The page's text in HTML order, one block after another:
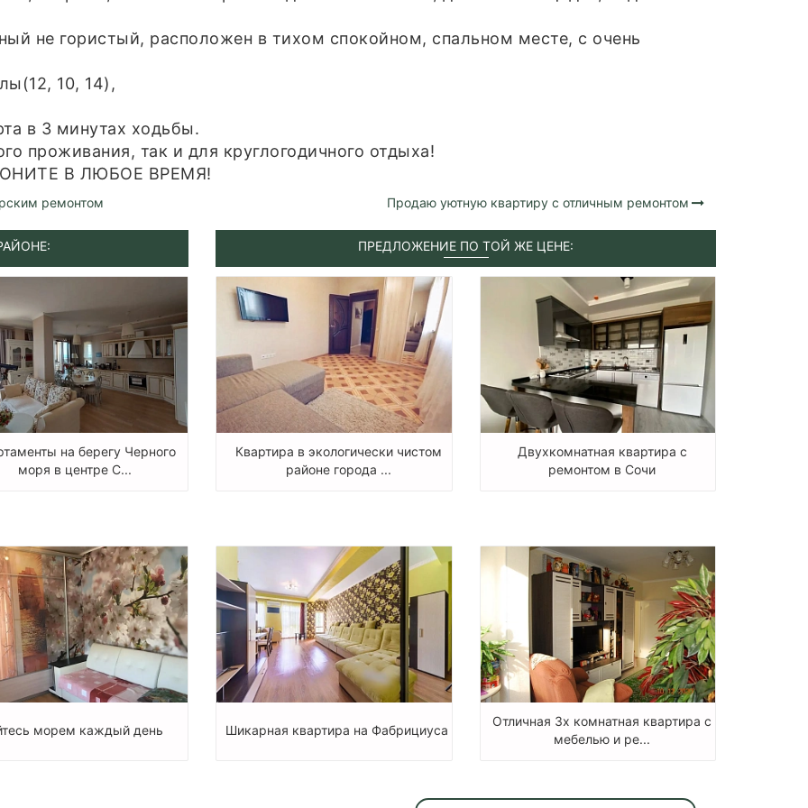
не гористый, расположен в тихом спокойном, спальном месте, с очень
10, 14),
в 3 минутах ходьбы.
проживания, так и для круглогодичного отдыха!
В ЛЮБОЕ ВРЕМЯ!
ремонтом Продаю уютную квартиру с отличным ремонтом
на берегу Черного
моря в центре С...
морем каждый день
ПРЕДЛОЖЕНИЕ ПО ТОЙ ЖЕ ЦЕНЕ:
Квартира в экологически чистом
районе города ...
Двухкомнатная квартира с
ремонтом в Сочи
Шикарная квартира на Фабрициуса
Отличная 3х комнатная квартира с
мебелью и ре...